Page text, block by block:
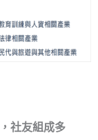
，社友組成多